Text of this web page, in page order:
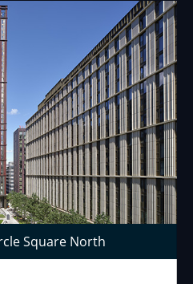
Square North